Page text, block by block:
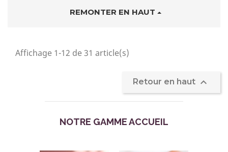
REMONTER EN HAUT
Affichage 1-12 de 31 article(s)
Retour en haut 
NOTRE GAMME ACCUEIL